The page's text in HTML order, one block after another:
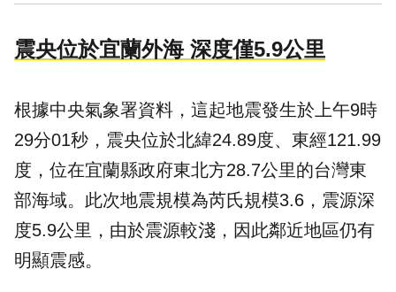
震央位於宜蘭外海 深度僅5.9公里
根據中央氣象署資料，這起地震發生於上午9時
29分01秒，震央位於北緯24.89度、東經121.99
度，位在宜蘭縣政府東北方28.7公里的台灣東
部海域。此次地震規模為芮氏規模3.6，震源深
度5.9公里，由於震源較淺，因此鄰近地區仍有
明顯震感。